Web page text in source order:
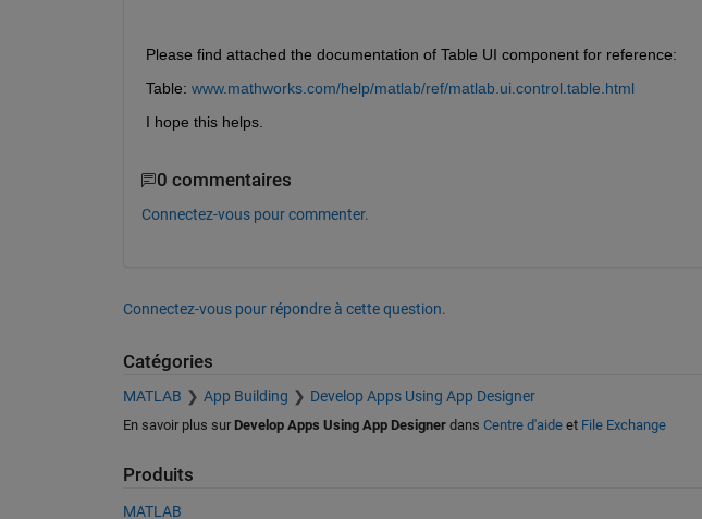
Please find attached the documentation of Table UI component for reference:
Table: www.mathworks.com/help/matlab/ref/matlab.ui.control.table.html
I hope this helps.
0 commentaires
Connectez-vous pour commenter.
Connectez-vous pour répondre à cette question.
Catégories
MATLAB App Building Develop Apps Using App Designer
En savoir plus sur Develop Apps Using App Designerdans Centre d'aideet File Exchange
Produits
MATLAB